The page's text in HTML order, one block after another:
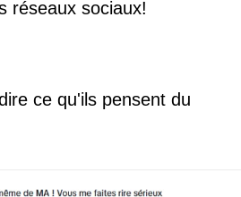
réseaux sociaux!
ce qu'ils pensent du